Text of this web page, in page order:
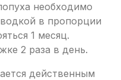
необходимо
в пропорции
1 месяц.
2 раза в день.
действенным